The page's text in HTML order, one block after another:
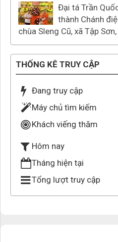
Đại tá Trần
thành Chánh
chùa Sleng Cũ, xã Tập
THỐNG KÊ TRUY CẬP
Đang truy cập
Máy chủ tìm kiếm
Khách viếng thăm
Hôm nay
Tháng hiện tại
Tổng lượt truy cập